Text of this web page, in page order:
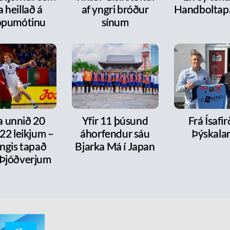
heillað á
af yngri bróður
sínum
unnið 20
leikjum –
tapað
Yfir 11 þúsund
áhorfendur sáu
Bjarka Má í Japan
Frá